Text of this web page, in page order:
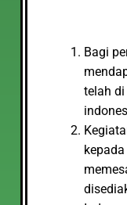
Bagi
telah